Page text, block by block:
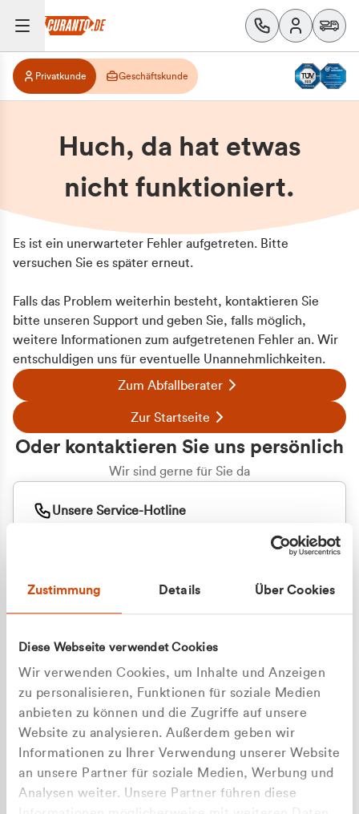
Zustimmung Details Über Cookies
Diese Webseite verwendet Cookies
Wir verwenden Cookies, um Inhalte und Anzeigen
zu personalisieren, Funktionen für soziale Medien
anbieten zu können und die Zugriffe auf unsere
Website zu analysieren. Außerdem geben wir
Informationen zu Ihrer Verwendung unserer Website
an unsere Partner für soziale Medien, Werbung und
Analysen weiter. Unsere Partner führen diese
Privatkunde Geschäftskunde
Huch, da hat etwas
nicht funktioniert.
Es ist ein unerwarteter Fehler aufgetreten. Bitte
versuchen Sie es später erneut.
Falls das Problem weiterhin besteht, kontaktieren Sie
bitte unseren Support und geben Sie, falls möglich,
weitere Informationen zum aufgetretenen Fehler an. Wir
entschuldigen uns für eventuelle Unannehmlichkeiten.
Zum Abfallberater
Zur Startseite
Oder kontaktieren Sie uns persönlich
Wir sind gerne für Sie da
Unsere Service-Hotline
+49 177 8376058
Apilash Balanesan